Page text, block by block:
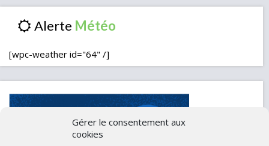
Gérer le consentement aux
cookies
Alerte
[wpc-weather id="64" /]